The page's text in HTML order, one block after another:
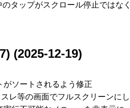
タップがスクロール停止ではな
(2025-12-19)
がソートされるよう修正
レ等の画面でフルスクリーンに